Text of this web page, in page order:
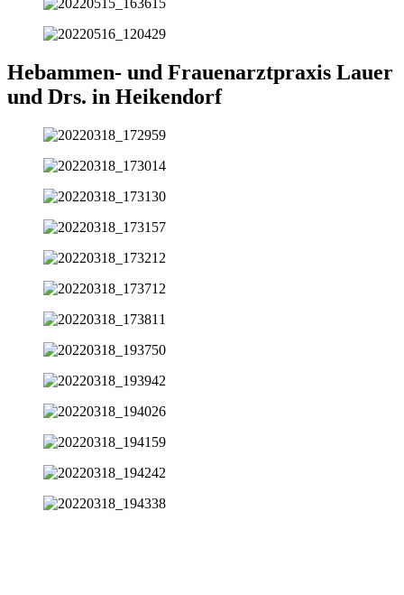
Hebammen- und Frauenarztpraxis Lauer
und Drs. in Heikendorf